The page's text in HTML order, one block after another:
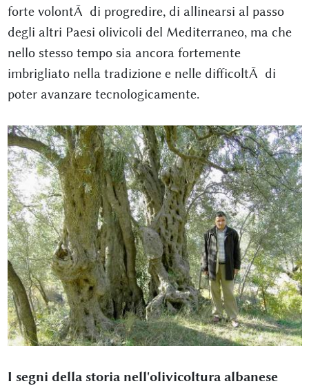
forte volontÃ di progredire, di allinearsi al passo
degli altri Paesi olivicoli del Mediterraneo, ma che
nello stesso tempo sia ancora fortemente
imbrigliato nella tradizione e nelle difficoltÃ di
poter avanzare tecnologicamente.
I segni della storia nell'olivicoltura albanese